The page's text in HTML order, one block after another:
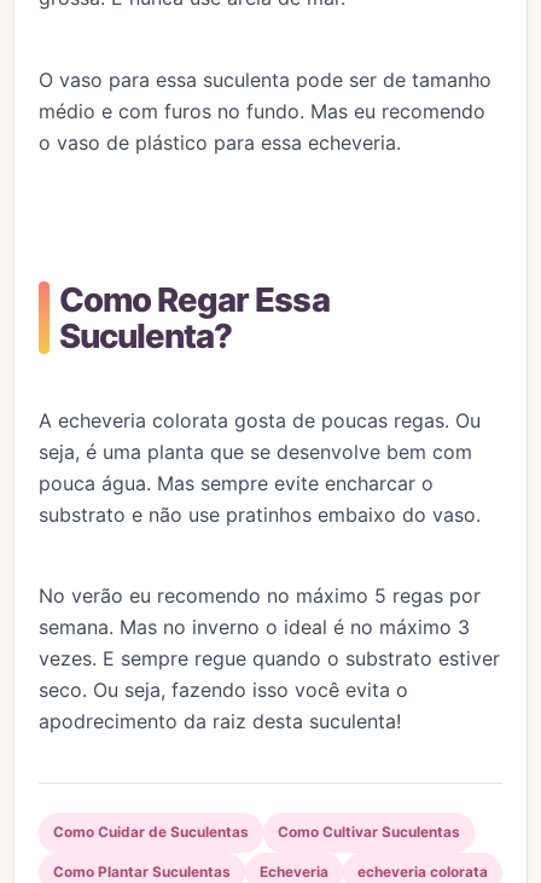
O vaso para essa suculenta pode ser de tamanho
médio e com furos no fundo. Mas eu recomendo
o vaso de plástico para essa echeveria.
Como Regar Essa
Suculenta?
A echeveria colorata gosta de poucas regas. Ou
seja, é uma planta que se desenvolve bem com
pouca água. Mas sempre evite encharcar o
substrato e não use pratinhos embaixo do vaso.
No verão eu recomendo no máximo 5 regas por
semana. Mas no inverno o ideal é no máximo 3
vezes. E sempre regue quando o substrato estiver
seco. Ou seja, fazendo isso você evita o
apodrecimento da raiz desta suculenta!
Como Cuidar de Suculentas Como Cultivar Suculentas
Como Plantar Suculentas Echeveria echeveria colorata